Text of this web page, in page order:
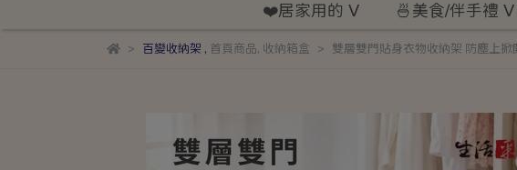
❤️居家用的 ᐯ 🍜美食/伴手禮 ᐯ
百變收納架 , 首頁商品, 收納箱盒 雙層雙門貼身衣物收納架 防塵上掀